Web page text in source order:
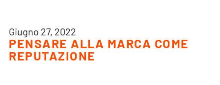
Giugno 27, 2022
PENSARE ALLA MARCA COME
REPUTAZIONE